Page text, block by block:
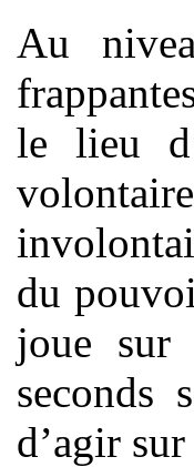
Au
le lieu
du
joue sur
seconds
d’agir